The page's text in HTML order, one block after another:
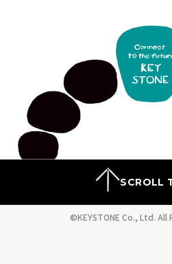
SCROLL
©KEYSTONE Co., Ltd. All